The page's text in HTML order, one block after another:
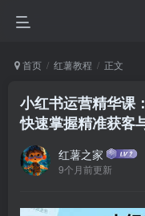
首页 红薯教程 正文
小红书运营精华课
快速掌握精准获客
红薯之家
9个月前更新